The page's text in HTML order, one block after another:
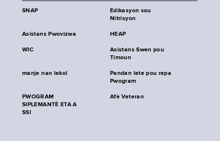
SNAP
Edikasyon sou
Nitrisyon
Asistans Pwovizwa HEAP
WIC
Asistans Swen pou
Timoun
manje nan lekol
Pandan lete pou repa
Pwogram
PWOGRAM
SIPLEMANTÈ ETA A
SSI
Afè Veteran